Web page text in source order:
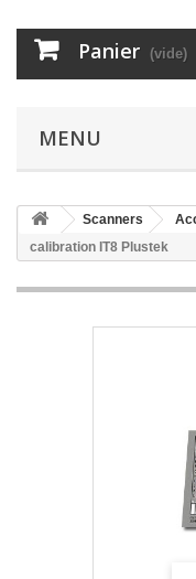
Panier (vide)
MENU
Scanners
calibration IT8 Plustek